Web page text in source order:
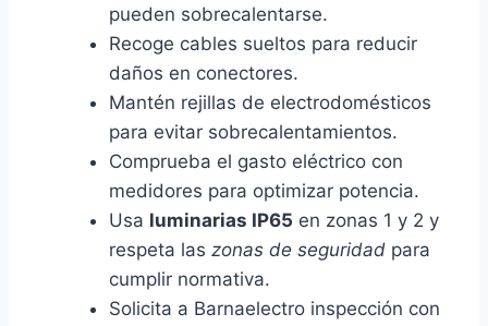
pueden sobrecalentarse.
Recoge cables sueltos para reducir
daños en conectores.
Mantén rejillas de electrodomésticos
para evitar sobrecalentamientos.
Comprueba el gasto eléctrico con
medidores para optimizar potencia.
Usa luminarias IP65 en zonas 1 y 2 y
respeta las zonas de seguridad para
cumplir normativa.
Solicita a Barnaelectro inspección con